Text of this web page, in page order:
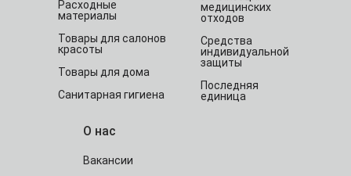
Расходные
материалы
Товары для салонов
красоты
Товары для дома
Санитарная гигиена
медицинских
отходов
Средства
индивидуальной
защиты
Последняя
единица
О нас
Вакансии